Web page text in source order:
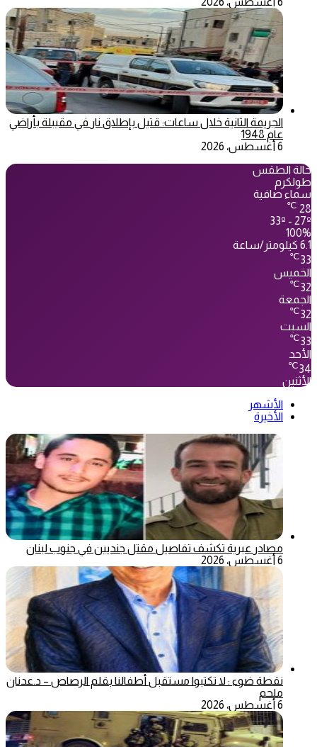
الجريمة الثانية خلال ساعات: قتيل بإطلاق نار في مقيبلة بأراضي
عام 1948
6 أغسطس، 2026
حالة الطقس
طولكرم
سماء صافية
28
℃
33º - 27º
100%
6.1 كيلومتر/ساعة
33
℃
الخميس
32
℃
الجمعة
32
℃
السبت
33
℃
الأحد
34
℃
الأثنين
الأشهر
الأخيرة
مصادر عبرية تكشف تفاصيل مقتل جنديين في جنوب لبنان
6 أغسطس، 2026
نقطة ضوء : لا تكتبوا مستقبل أطفالنا بقلم الرصاص – د.عدنان
ملحم
6 أغسطس، 2026